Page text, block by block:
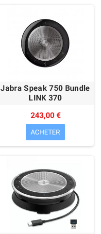
Jabra Speak 750 Bundle
LINK 370
243,00 €
ACHETER